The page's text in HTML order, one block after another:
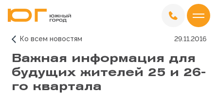
Ко всем новостям 29.11.2016
Важная информация для
будущих жителей 25 и 26-
го квартала